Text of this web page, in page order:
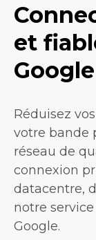
et
Google
Réduisez
votre bande
réseau de
connexion
datacentre,
notre
Google.